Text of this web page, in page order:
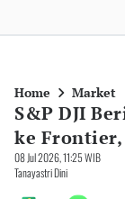
Home Market
S&P DJI
ke Frontier,
08 Jul 2026, 11:25 WIB
Tanayastri Dini